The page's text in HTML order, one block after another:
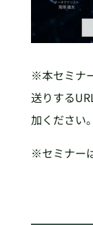
※本セミナ
送りする
加ください。
※セミナー